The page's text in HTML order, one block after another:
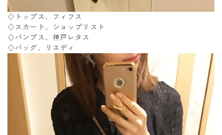
♢トップス、フィフス
♢スカート、ショップリスト
♢パンプス、神戸レタス
♢バッグ、リエディ